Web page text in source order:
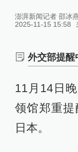
澎湃新闻记者 邵冰
2025-11-15 15:58
外交部提醒
11月14日
领馆郑重
日本。